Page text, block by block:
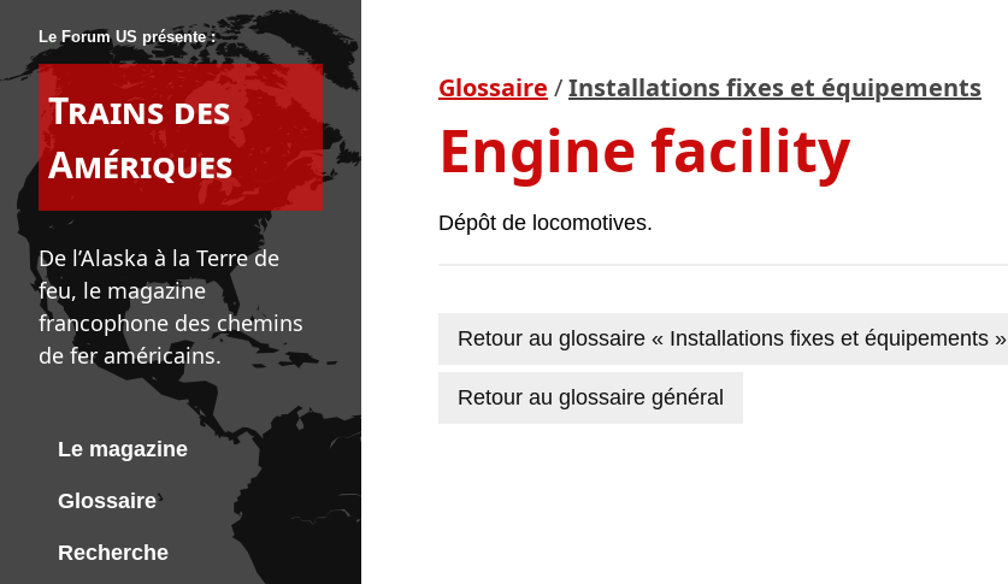
Le Forum US présente :
Trains des
Amériques
De l’Alaska à la Terre de
feu, le magazine
francophone des chemins
de fer américains.
Le magazine
Glossaire
Recherche
Glossaire /Installations fixes et équipements
Engine facility
Dépôt de locomotives.
Retour au glossaire « Installations fixes et équipements »
Retour au glossaire général